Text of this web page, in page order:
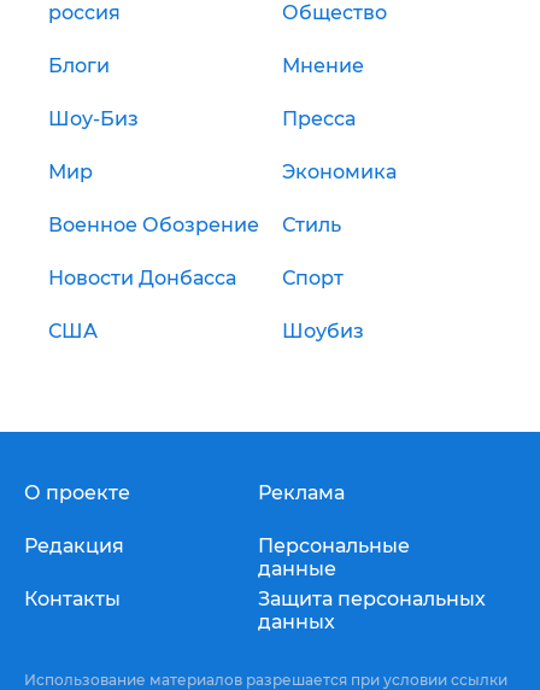
россия Общество
Блоги Мнение
Шоу-Биз Пресса
Мир Экономика
Военное Обозрение Стиль
Новости Донбасса Спорт
США Шоубиз
О проекте
Редакция
Контакты
Реклама
Персональные
данные
Защита персональных
данных
Использование материалов разрешается при условии ссылки